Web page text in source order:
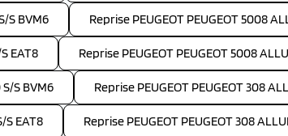
S BVM6 Reprise PEUGEOT PEUGEOT 5008
EAT8 Reprise PEUGEOT PEUGEOT 5008
S/S BVM6 Reprise PEUGEOT PEUGEOT 308
S EAT8 Reprise PEUGEOT PEUGEOT 308